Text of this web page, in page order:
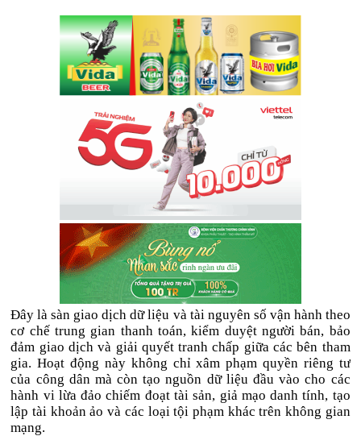
Đây là sàn giao dịch dữ liệu và tài nguyên số vận hành theo
cơ chế trung gian thanh toán, kiểm duyệt người bán, bảo
đảm giao dịch và giải quyết tranh chấp giữa các bên tham
gia. Hoạt động này không chỉ xâm phạm quyền riêng tư
của công dân mà còn tạo nguồn dữ liệu đầu vào cho các
hành vi lừa đảo chiếm đoạt tài sản, giả mạo danh tính, tạo
lập tài khoản ảo và các loại tội phạm khác trên không gian
mạng.